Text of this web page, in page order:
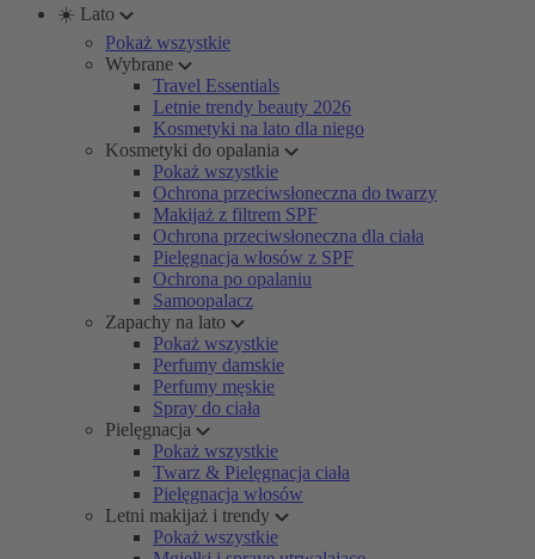
☀️ Lato
Pokaż wszystkie
Wybrane
Travel Essentials
Letnie trendy beauty 2026
Kosmetyki na lato dla niego
Kosmetyki do opalania
Pokaż wszystkie
Ochrona przeciwsłoneczna do twarzy
Makijaż z filtrem SPF
Ochrona przeciwsłoneczna dla ciała
Pielęgnacja włosów z SPF
Ochrona po opalaniu
Samoopalacz
Zapachy na lato
Pokaż wszystkie
Perfumy damskie
Perfumy męskie
Spray do ciała
Pielęgnacja
Pokaż wszystkie
Twarz & Pielęgnacja ciała
Pielęgnacja włosów
Letni makijaż i trendy
Pokaż wszystkie